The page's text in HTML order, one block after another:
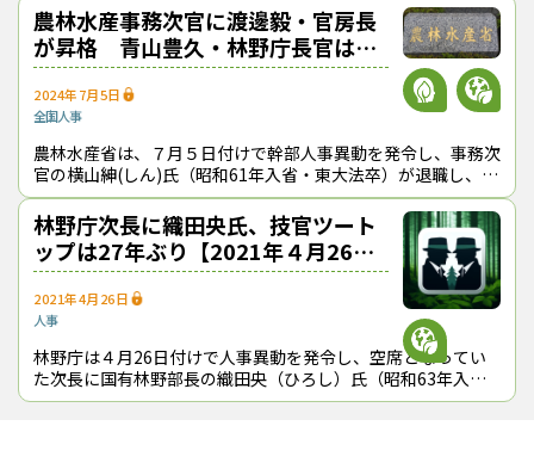
農林水産事務次官に渡邊毅・官房長
が昇格 青山豊久・林野庁長官は留
任、７月５日付け人事異動
2024年7月5日
全国人事
農林水産省は、７月５日付けで幹部人事異動を発令し、事務次
官の横山紳(しん)氏（昭和61年入省・東大法卒）が退職し、大
臣官房長の渡邊毅氏（昭和63年・東大法）が事務次官に昇格
した。 林野庁関係で
林野庁次長に織田央氏、技官ツート
ップは27年ぶり【2021年４月26日
付け人事異動解説】
2021年4月26日
人事
林野庁は４月26日付けで人事異動を発令し、空席となってい
た次長に国有林野部長の織田央（ひろし）氏（昭和63年入
庁・東大卒）が昇格した。また、国有林野部長には橘政行・計